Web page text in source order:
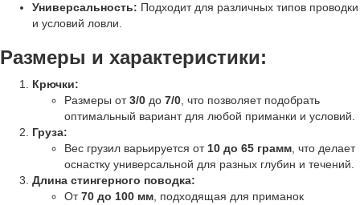
Универсальность: Подходит для различных типов проводки
и условий ловли.
Размеры и характеристики:
Крючки:
Размеры от3/0 до 7/0 , что позволяет подобрать
оптимальный вариант для любой приманки и условий.
Груза:
Вес грузил варьируется от 10 до 65 грамм , что делает
оснастку универсальной для разных глубин и течений.
Длина стингерного поводка:
От70 до 100 мм , подходящая для приманок